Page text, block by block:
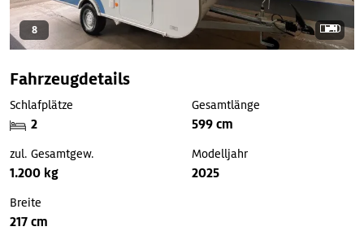
8
Fahrzeugdetails
Schlafplätze
2
Gesamtlänge
599 cm
zul. Gesamtgew.
1.200 kg
Modelljahr
2025
Breite
217 cm